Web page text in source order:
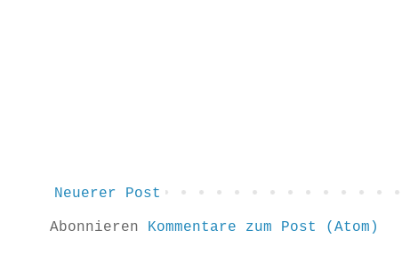
Neuerer Post
Abonnieren Kommentare zum Post (Atom)